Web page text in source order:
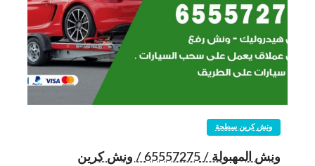
ونش كرين سطحة
ونش المهبولة / 65557275 / ونش كرين